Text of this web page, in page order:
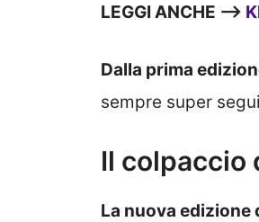
LEGGI ANCHE —>
Dalla prima
sempre super
Il colpaccio
La nuova edizione